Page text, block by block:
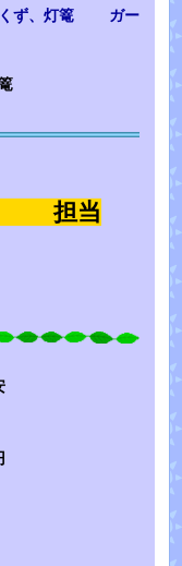
くず、灯篭 ガー
担当